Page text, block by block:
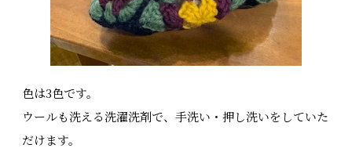
色は3色です。
ウールも洗える洗濯洗剤で、手洗い・押し洗いをしていた
だけます。